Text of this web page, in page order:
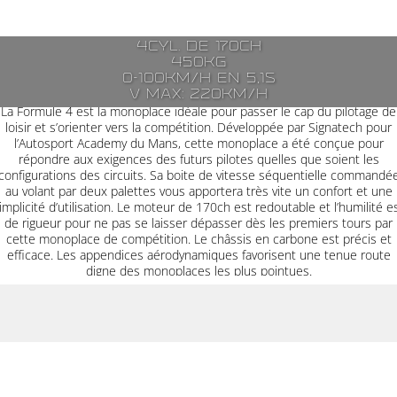
4cyl. de 170ch
450kg
0-100km/h en 5,1s
V max: 220km/h
La Formule 4 est la monoplace idéale pour passer le cap du pilotage de
loisir et s’orienter vers la compétition. Développée par Signatech pour
l’Autosport Academy du Mans, cette monoplace a été conçue pour
répondre aux exigences des futurs pilotes quelles que soient les
des circuits. Sa boite de vitesse séquentielle
au volant par deux palettes vous apportera très vite un confort et une
d’utilisation. Le moteur de 170ch est redoutable et l’humilité
de rigueur pour ne pas se laisser dépasser dès les premiers tours par
cette monoplace de compétition. Le châssis en carbone est précis et
efficace. Les appendices aérodynamiques favorisent une tenue route
digne des monoplaces les plus pointues.